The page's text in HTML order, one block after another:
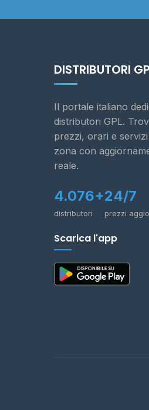
DISTRIBUTORI
Il portale italiano
distributori GPL.
prezzi, orari e
zona con
reale.
4.076+
distributori
24/7
prezzi
Scarica l'app